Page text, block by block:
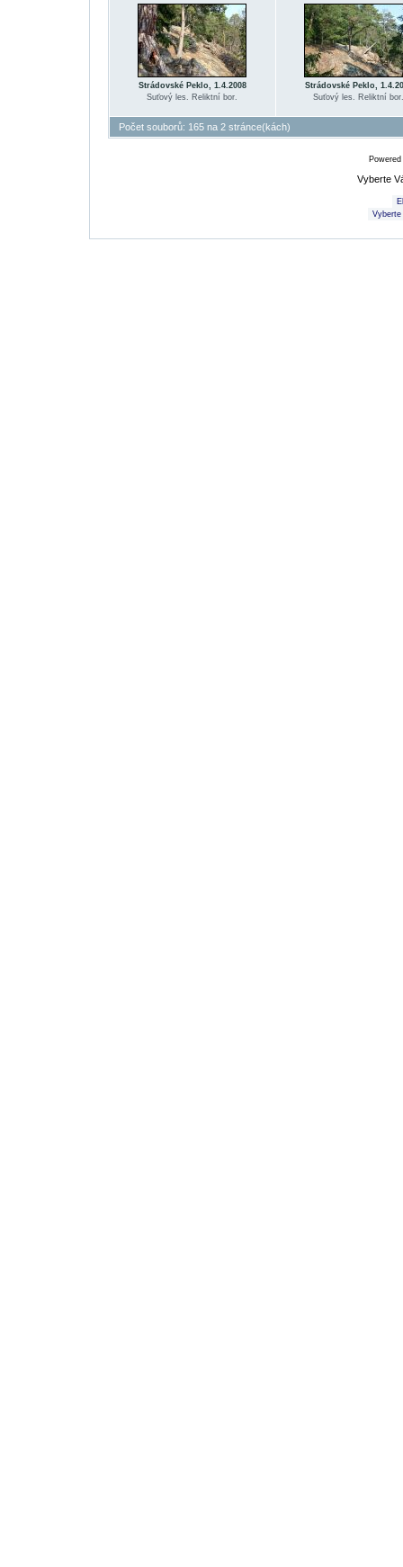
Strádovské Peklo, 1.4.2008
Suťový les. Reliktní bor.
Strádovské Peklo,
Suťový les. Reliktní bor.
Počet souborů: 165 na 2 stránce(kách)
Vyberte